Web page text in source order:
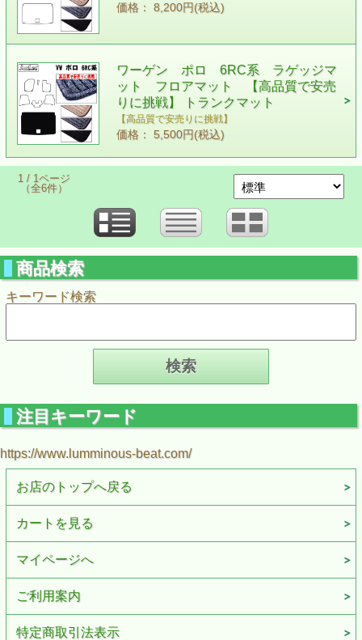
価格： 8,200円(税込)
ワーゲン ポロ 6RC系 ラゲッジマ
ット フロアマット 【高品質で安売
りに挑戦】 トランクマット
【高品質で安売りに挑戦】
価格： 5,500円(税込)
1 / 1ページ
（全6件）
商品検索
キーワード検索
注目キーワード
https://www.lumminous-beat.com/
お店のトップへ戻る
カートを見る
マイページへ
ご利用案内
特定商取引法表示